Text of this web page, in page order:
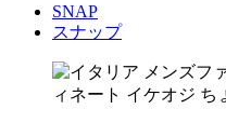
SNAP
スナップ